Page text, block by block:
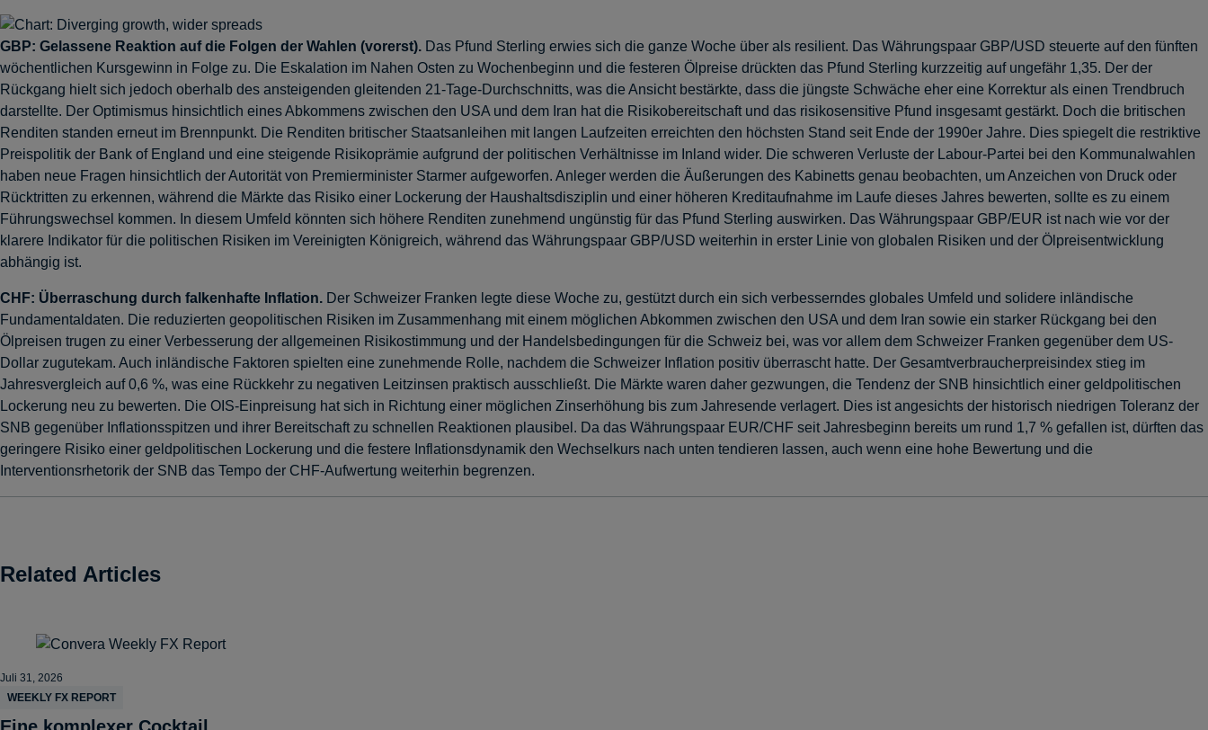
GBP: Gelassene Reaktion auf die Folgen der Wahlen (vorerst). Das Pfund Sterling erwies sich die ganze Woche über als resilient. Das Währungspaar GBP/USD steuerte auf den fünften
wöchentlichen Kursgewinn in Folge zu. Die Eskalation im Nahen Osten zu Wochenbeginn und die festeren Ölpreise drückten das Pfund Sterling kurzzeitig auf ungefähr 1,35. Der der
Rückgang hielt sich jedoch oberhalb des ansteigenden gleitenden 21-Tage-Durchschnitts, was die Ansicht bestärkte, dass die jüngste Schwäche eher eine Korrektur als einen Trendbruch
darstellte. Der Optimismus hinsichtlich eines Abkommens zwischen den USA und dem Iran hat die Risikobereitschaft und das risikosensitive Pfund insgesamt gestärkt. Doch die britischen
Renditen standen erneut im Brennpunkt. Die Renditen britischer Staatsanleihen mit langen Laufzeiten erreichten den höchsten Stand seit Ende der 1990er Jahre. Dies spiegelt die restriktive
Preispolitik der Bank of England und eine steigende Risikoprämie aufgrund der politischen Verhältnisse im Inland wider. Die schweren Verluste der Labour-Partei bei den Kommunalwahlen
haben neue Fragen hinsichtlich der Autorität von Premierminister Starmer aufgeworfen. Anleger werden die Äußerungen des Kabinetts genau beobachten, um Anzeichen von Druck oder
Rücktritten zu erkennen, während die Märkte das Risiko einer Lockerung der Haushaltsdisziplin und einer höheren Kreditaufnahme im Laufe dieses Jahres bewerten, sollte es zu einem
Führungswechsel kommen. In diesem Umfeld könnten sich höhere Renditen zunehmend ungünstig für das Pfund Sterling auswirken. Das Währungspaar GBP/EUR ist nach wie vor der
klarere Indikator für die politischen Risiken im Vereinigten Königreich, während das Währungspaar GBP/USD weiterhin in erster Linie von globalen Risiken und der Ölpreisentwicklung
abhängig ist.
CHF: Überraschung durch falkenhafte Inflation. Der Schweizer Franken legte diese Woche zu, gestützt durch ein sich verbesserndes globales Umfeld und solidere inländische
Fundamentaldaten. Die reduzierten geopolitischen Risiken im Zusammenhang mit einem möglichen Abkommen zwischen den USA und dem Iran sowie ein starker Rückgang bei den
Ölpreisen trugen zu einer Verbesserung der allgemeinen Risikostimmung und der Handelsbedingungen für die Schweiz bei, was vor allem dem Schweizer Franken gegenüber dem US-
Dollar zugutekam. Auch inländische Faktoren spielten eine zunehmende Rolle, nachdem die Schweizer Inflation positiv überrascht hatte. Der Gesamtverbraucherpreisindex stieg im
Jahresvergleich auf 0,6 %, was eine Rückkehr zu negativen Leitzinsen praktisch ausschließt. Die Märkte waren daher gezwungen, die Tendenz der SNB hinsichtlich einer geldpolitischen
Lockerung neu zu bewerten. Die OIS-Einpreisung hat sich in Richtung einer möglichen Zinserhöhung bis zum Jahresende verlagert. Dies ist angesichts der historisch niedrigen Toleranz der
SNB gegenüber Inflationsspitzen und ihrer Bereitschaft zu schnellen Reaktionen plausibel. Da das Währungspaar EUR/CHF seit Jahresbeginn bereits um rund 1,7 % gefallen ist, dürften das
geringere Risiko einer geldpolitischen Lockerung und die festere Inflationsdynamik den Wechselkurs nach unten tendieren lassen, auch wenn eine hohe Bewertung und die
Interventionsrhetorik der SNB das Tempo der CHF-Aufwertung weiterhin begrenzen.
Related Articles
Juli 31, 2026
WEEKLY FX REPORT